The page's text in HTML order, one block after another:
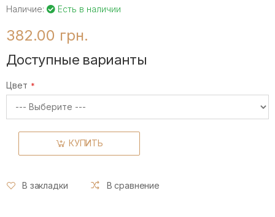
Наличие: Есть в наличии
382.00 грн.
Доступные варианты
Цвет
КУПИТЬ
В закладки В сравнение